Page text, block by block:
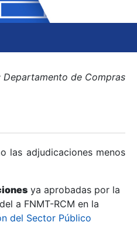
Departamento de Compras
las adjudicaciones menos
ya aprobadas por la
a FNMT-RCM en la
del Sector Público